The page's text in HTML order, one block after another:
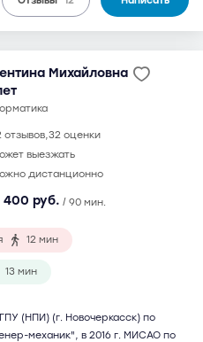
Михайловна
отзывов,32 оценки
выезжать
дистанционно
400 руб. / 90 мин.
12 мин
13 мин
(НПИ) (г. Новочеркасск) по
механик", в 2016 г. МИСАО по